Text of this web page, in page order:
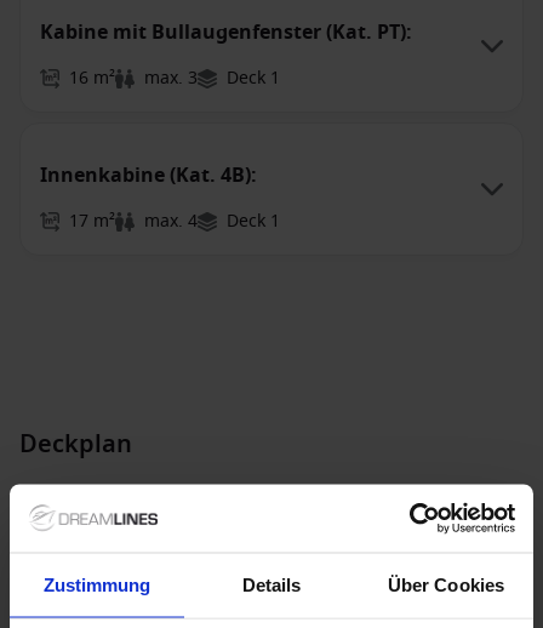
Zustimmung Details Über Cookies
Kabine mit Bullaugenfenster (Kat. PT):
16 m² max. 3 Deck 1
Innenkabine (Kat. 4B):
17 m² max. 4 Deck 1
Deckplan
Deck 1 Riviera
Deck 3 Lobby
Deck 6 Upper